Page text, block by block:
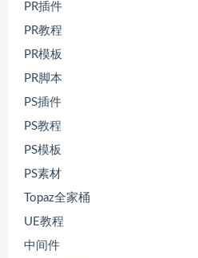
PR插件
PR教程
PR模板
PR脚本
PS插件
PS教程
PS模板
PS素材
Topaz全家桶
UE教程
中间件